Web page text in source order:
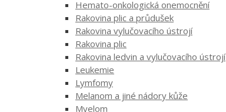
Hemato-onkologická onemocnění
Rakovina plic a průdušek
Rakovina vylučovacího ústrojí
Rakovina plic
Rakovina ledvin a vylučovacího ústrojí
Leukemie
Lymfomy
Melanom a jiné nádory kůže
Myelom